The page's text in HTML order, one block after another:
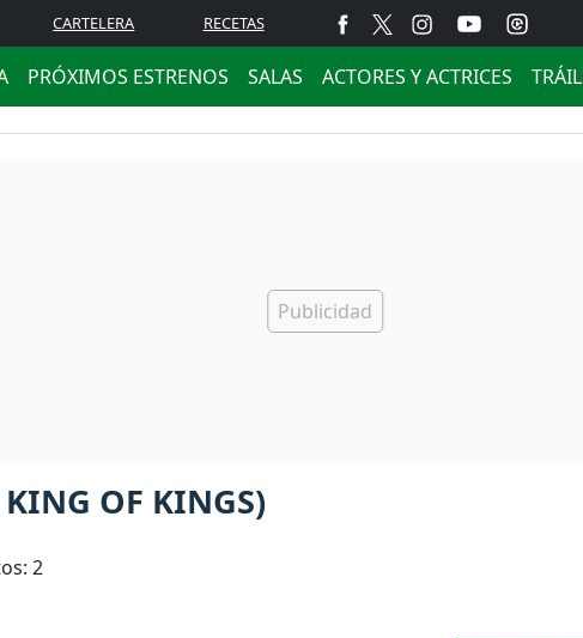
CARTELERA RECETAS
PRÓXIMOS ESTRENOS SALAS ACTORES Y ACTRICES
KING OF KINGS)
2